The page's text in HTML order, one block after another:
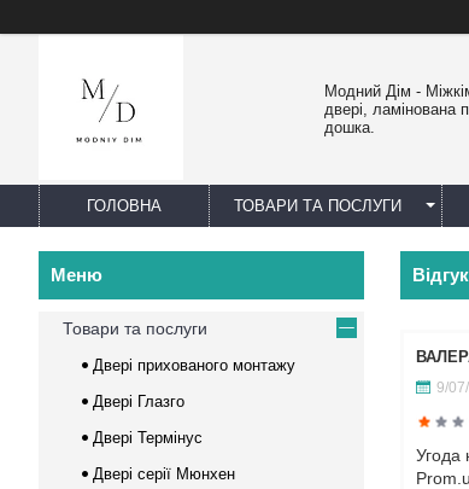
Модний Дім -
двері, ламінована
дошка.
ГОЛОВНА ТОВАРИ ТА ПОСЛУГИ
9/
Угода
Товари та послуги
Двері прихованого монтажу
Двері Глазго
Двері Термінус
Двері серії Мюнхен